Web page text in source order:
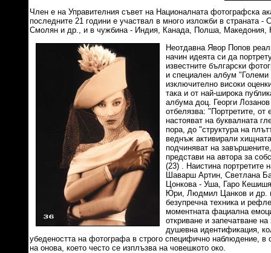
Член е на Управителния съвет на Националната фотографска
последните 21 години е участвал в много изложби в страната
Смолян и др., и в чужбина - Индия, Канада, Полша, Македония,
Неотдавна Явор Попов
начин идеята си да
известните български
и специален албум "Големи
изключително високи
така и от най-широка
албума доц. Георги
отбелязва: "Портретите, от
настояват на буквалната
пора, до "структура на
веднъж активирали
подчиняват на
представи на автора за
(23) . Наистина
Шаварш Артин, Светлана
Цонкова - Уша, Гаро
Юри, Людмил Цанков и др.
безупречна техника и
моментната фациална
откриване и запечатване
душевна идентификация,
убедеността на фотографа в строго специфично наблюдение, в
на онова, което често се изплъзва на човешкото око.